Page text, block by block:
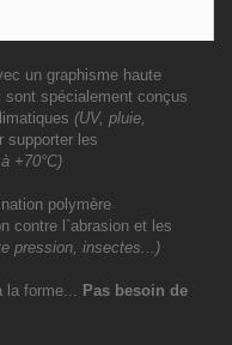
un graphisme haute
spécialement conçus
(UV, pluie,
supporter les
+70°C)
polymère
contre l`abrasion et les
pression, insectes...)
la forme... Pas besoin de